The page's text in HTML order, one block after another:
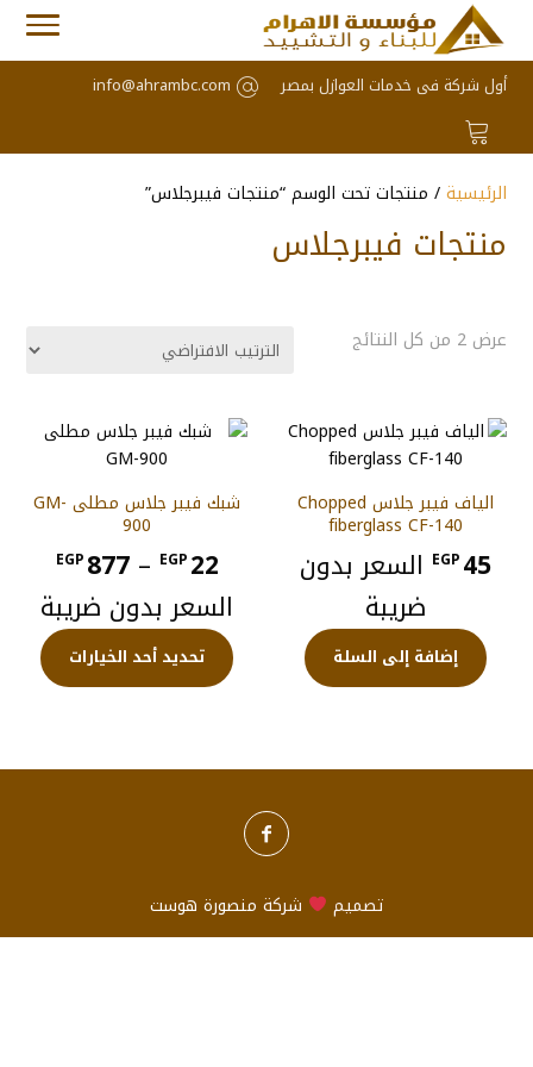
أول شركة فى خدمات العوازل بمصر info@ahrambc.com
الرئيسية/ منتجات تحت الوسم “منتجات فيبرجلاس”
منتجات فيبرجلاس
عرض ⁦2⁩ من كل النتائج
الياف فيبر جلاس Chopped
fiberglass CF-140
EGP45
السعر بدون
ضريبة
إضافة إلى السلة
شبك فيبر جلاس مطلى GM-
900
EGP22
–
EGP877
من
⁦EGP877⁩
السعر بدون ضريبة
تحديد أحد الخيارات
هناك
لهذا
صفحة
تصميم شركة منصورة هوست